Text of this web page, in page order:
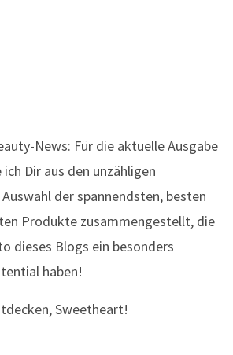
News: Für die aktuelle Ausgabe
Dir aus den unzähligen
der spannendsten, besten
Produkte zusammengestellt, die
dieses Blogs ein besonders
haben!
Sweetheart!